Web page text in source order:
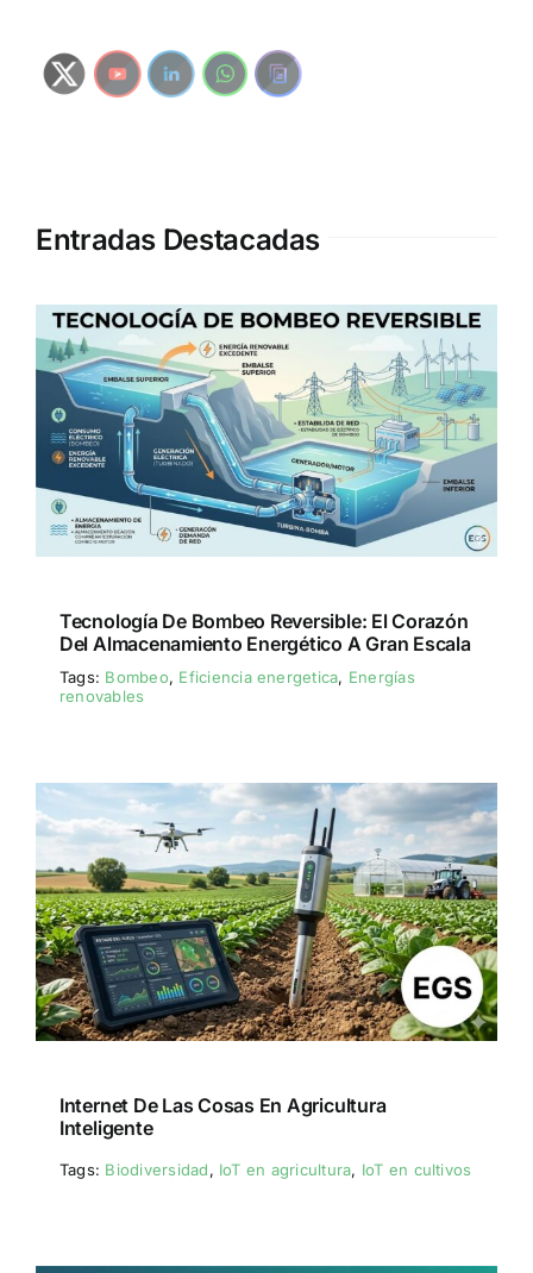
Entradas Destacadas
Tecnología De Bombeo Reversible: El Corazón
Del Almacenamiento Energético A Gran Escala
Tags: Bombeo, Eficiencia energetica, Energías
renovables
Internet De Las Cosas En Agricultura
Inteligente
Tags: Biodiversidad, IoT en agricultura, IoT en cultivos